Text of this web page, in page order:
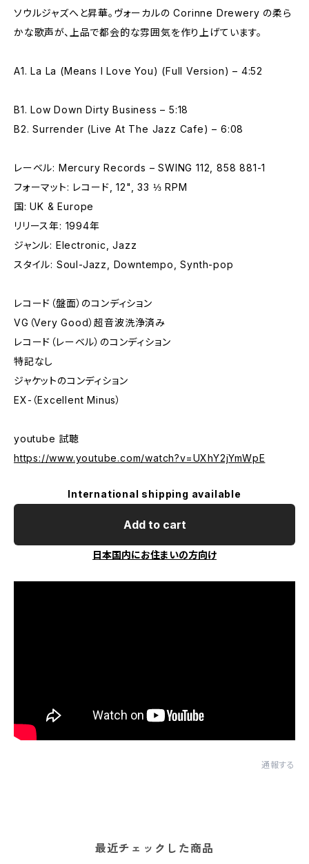
ソウルジャズへと昇華。ヴォーカルの Corinne Drewery の柔ら
かな歌声が、上品で都会的な雰囲気を作り上げています。
A1. La La (Means I Love You) (Full Version) – 4:52
B1. Low Down Dirty Business – 5:18
B2. Surrender (Live At The Jazz Cafe) – 6:08
レーベル: Mercury Records – SWING 112, 858 881-1
フォーマット: レコード, 12", 33 ⅓ RPM
国: UK & Europe
リリース年: 1994年
ジャンル: Electronic, Jazz
スタイル: Soul-Jazz, Downtempo, Synth-pop
レコード（盤面）のコンディション
VG（Very Good）超音波洗浄済み
レコード（レーベル）のコンディション
特記なし
ジャケットのコンディション
EX-（Excellent Minus）
youtube 試聴
https://www.youtube.com/watch?v=UXhY2jYmWpE
International shipping available
Add to cart
日本国内にお住まいの方向け
通報する
最近チェックした商品